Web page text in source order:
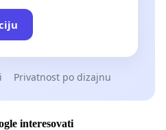
Privatnost po dizajnu
interesovati